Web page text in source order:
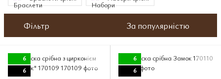
Фільтр За популярністю
6
6
6
6